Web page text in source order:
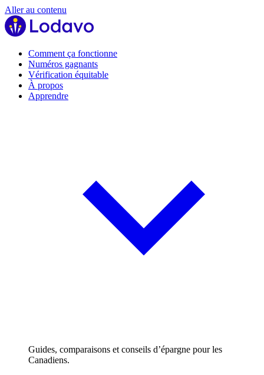
Aller au contenu
Comment ça fonctionne
Numéros gagnants
Vérification équitable
À propos
Apprendre
Guides, comparaisons et conseils d’épargne pour les
Canadiens.